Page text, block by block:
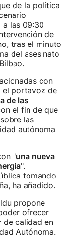
de la política
a las 09:30
de
tras el minuto
del asesinato
con
el portavoz de
de las
el fin de que
las
autónoma
"una nueva
".
tomando
ha añadido.
propone
ofrecer
de calidad en
Autónoma.